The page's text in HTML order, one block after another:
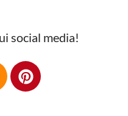
social media!